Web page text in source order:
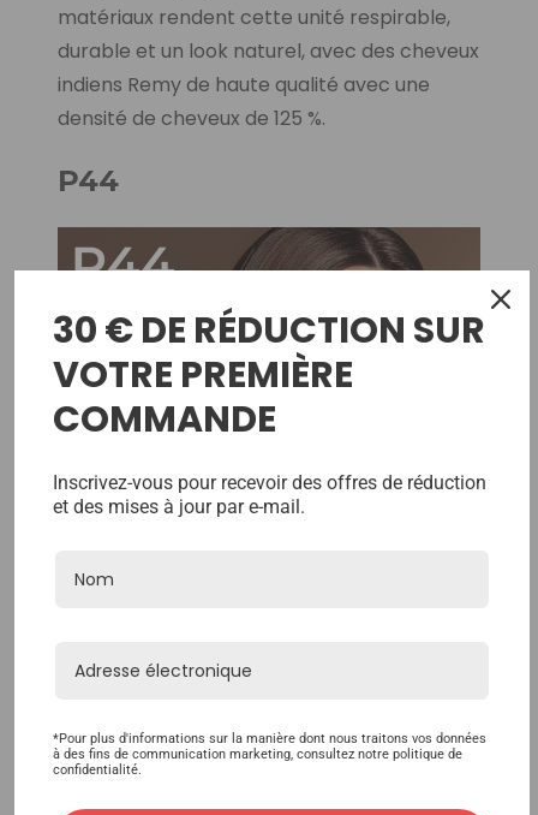
matériaux rendent cette unité respirable,
durable et un look naturel, avec des cheveux
indiens Remy de haute qualité avec une
densité de cheveux de 125 %.
P44
offre une apparence instantanément chic
et n'est pas très dramatique. Ils peuvent
30 € DE RÉDUCTION SUR
VOTRE PREMIÈRE
COMMANDE
Inscrivez-vous pour recevoir des offres de réduction
et des mises à jour par e-mail.
*Pour plus d'informations sur la manière dont nous traitons vos données
à des fins de communication marketing, consultez notre politique de
confidentialité.